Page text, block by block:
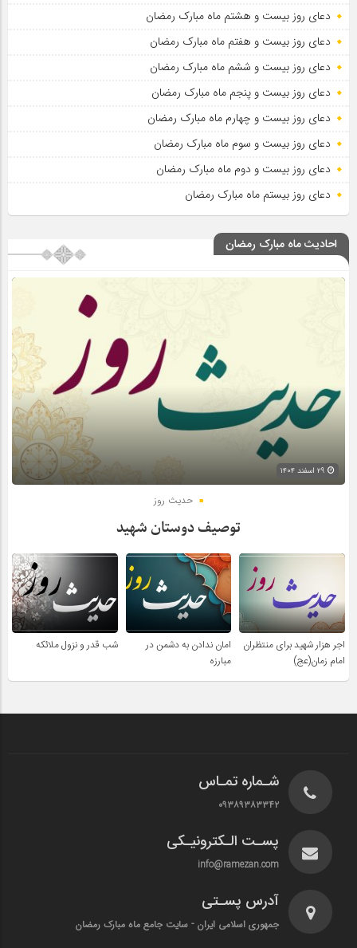
دعای روز بیست و هشتم ماه مبارک رمضان
دعای روز بیست و هفتم ماه مبارک رمضان
دعای روز بیست و ششم ماه مبارک رمضان
دعای روز بیست و پنجم ماه مبارک رمضان
دعای روز بیست و چهارم ماه مبارک رمضان
دعای روز بیست و سوم ماه مبارک رمضان
دعای روز بیست و دوم ماه مبارک رمضان
دعای روز بیستم ماه مبارک رمضان
احادیث ماه مبارک رمضان
حدیث روز
توصیف دوستان شهید
اجر هزار شهید برای منتظران
امام زمان(عج)
امان ندادن به دشمن در
مبارزه
شب قدر و نزول ملائکه
شـماره تمـاس
۰۹۳۸۹۳۸۳۳۴۲
پسـت الـکترونیـکی
info@ramezan.com
آدرس پسـتی
جمهوری اسلامی ایران - سایت جامع ماه مبارک رمضان